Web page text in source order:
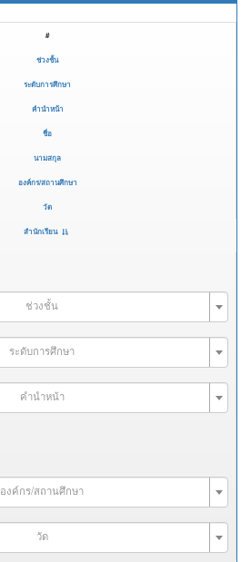
#
ช่วงชั้น
ระดับการศึกษา
คำนำหน้า
ชื่อ
นามสกุล
องค์กร/สถานศึกษา
วัด
สำนักเรียน
ช่วงชั้น
ระดับการศึกษา
คำนำหน้า
องค์กร/สถานศึกษา
วัด